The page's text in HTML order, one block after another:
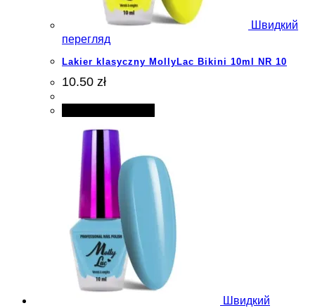
Швидкий
перегляд
Lakier klasyczny MollyLac Bikini 10ml NR 10
10.50 zł
Швидкий